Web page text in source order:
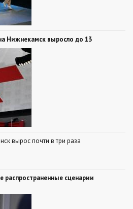
Нижнекамск выросло до 13
вырос почти в три раза
распространенные сценарии